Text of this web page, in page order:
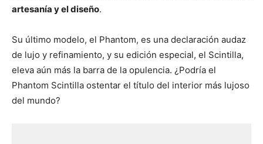
artesanía y el diseño.
Su último modelo, el Phantom, es una declaración audaz
de lujo y refinamiento, y su edición especial, el Scintilla,
eleva aún más la barra de la opulencia. ¿Podría el
Phantom Scintilla ostentar el título del interior más lujoso
del mundo?